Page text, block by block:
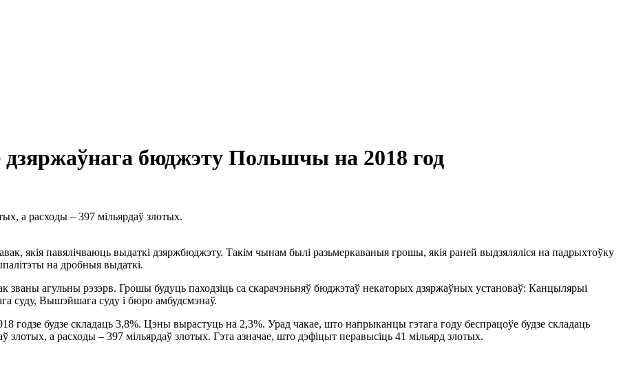
бюджэту Польшчы на 2018 год
а расходы – 397 мільярдаў злотых.
якія павялічваюць выдаткі дзяржбюджэту. Такім чынам былі разьмеркаваныя грошы, якія раней выдзяляліся на падрыхтоўку
на дробныя выдаткі.
званы агульны рэзэрв. Грошы будуць паходзіць са скарачэньняў бюджэтаў некаторых дзяржаўных установаў: Канцылярыі
суду, Вышэйшага суду і бюро амбудсмэнаў.
годзе будзе складаць 3,8%. Цэны вырастуць на 2,3%. Урад чакае, што напрыканцы гэтага году беспрацоўе будзе складаць
а расходы – 397 мільярдаў злотых. Гэта азначае, што дэфіцыт перавысіць 41 мільярд злотых.